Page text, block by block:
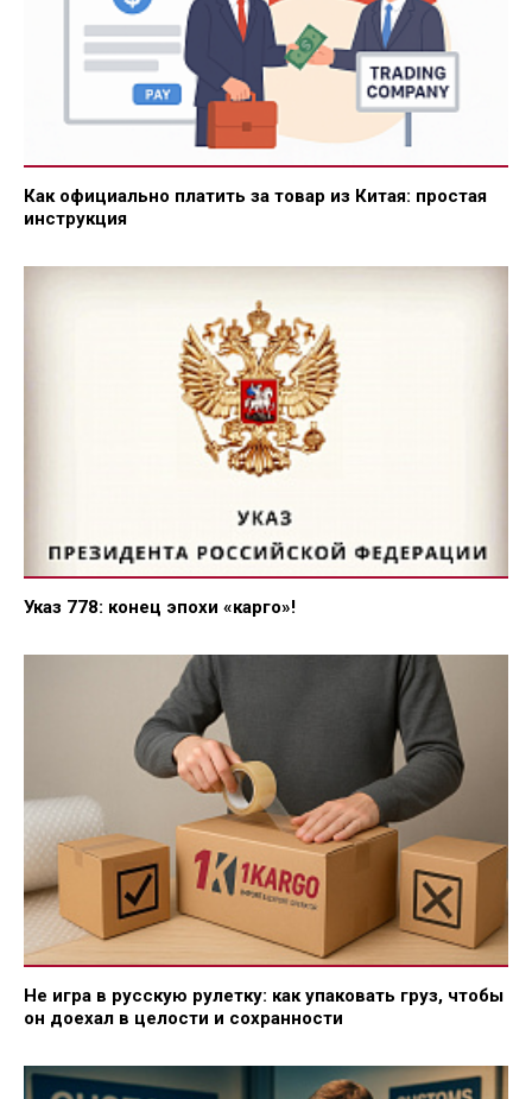
Как официально платить за товар из Китая: простая
инструкция
Указ 778: конец эпохи «карго»!
Не игра в русскую рулетку: как упаковать груз, чтобы
он доехал в целости и сохранности